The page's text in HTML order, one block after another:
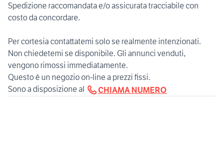
Spedizione raccomandata e/o assicurata tracciabile con
costo da concordare.
Per cortesia contattatemi solo se realmente intenzionati.
Non chiedetemi se disponibile. Gli annunci venduti,
vengono rimossi immediatamente.
Questo é un negozio on-line a prezzi fissi.
Sono a disposizione al
CHIAMA NUMERO